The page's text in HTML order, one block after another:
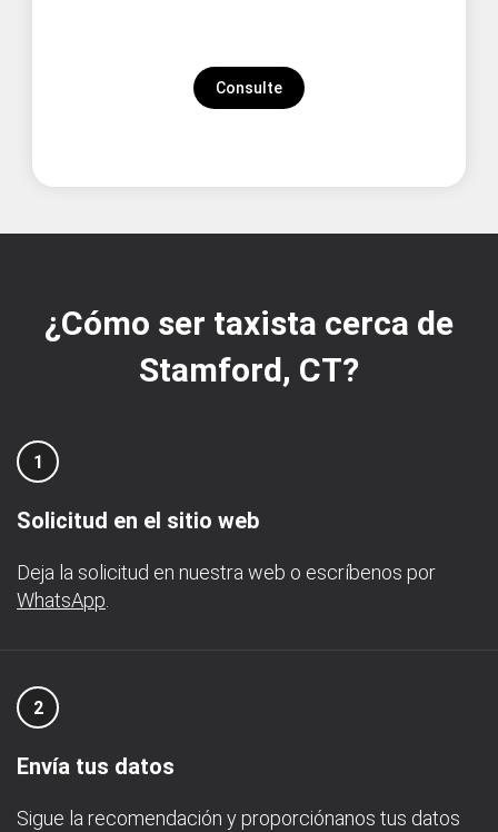
Consulte
¿Cómo ser taxista cerca de
Stamford, CT?
1
Solicitud en el sitio web
Deja la solicitud en nuestra web o escríbenos por
WhatsApp
2
Envía tus datos
Sigue la recomendación y proporciónanos tus datos